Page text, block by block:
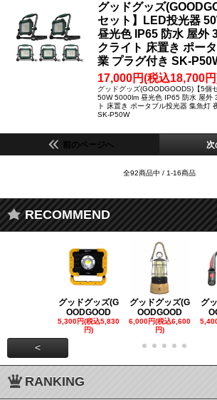
グッドグッズ
セット】LED投光器
昼光色 IP65 防水 屋外
クライト 床置き ポー
業 プラグ付き SK-
17,000円(税込18,700
グッドグッズ(GOODGOODS)【5個
50W 5000lm 昼光色 IP65 防水 屋外
ト 床置き ポータブル投光器 集魚灯
SK-P50W
前のページへ 次
全92商品中 / 1-16商品
RECOMMEND
グッドグッズ(G
OODGOOD
5,300円(税込5,830
円)
グッドグッズ(G
OODGOOD
6,000円(税込6,600
円)
グ
<
RANKING